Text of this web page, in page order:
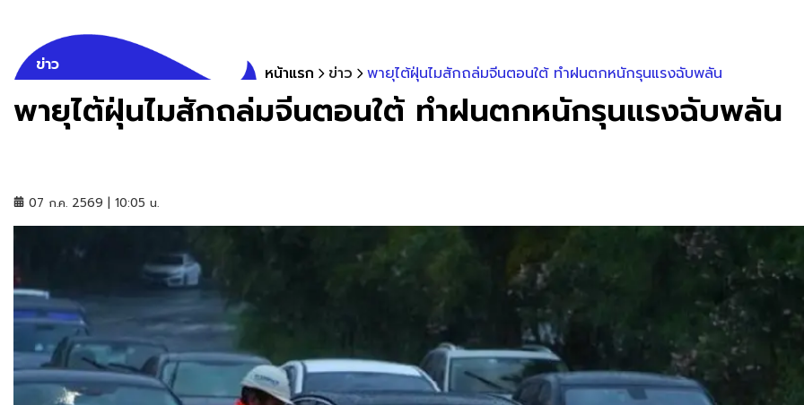
ข่าว หน้าแรก ข่าว พายุไต้ฝุ่นไมสักถล่มจีนตอนใต้ ทำฝนตกหนักรุนแรงฉับพลัน
พายุไต้ฝุ่นไมสักถล่มจีนตอนใต้ ทำฝนตกหนักรุนแรงฉับพลัน
07 ก.ค. 2569 | 10:05 น.